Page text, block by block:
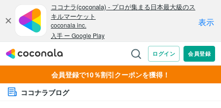
会員登録で10％割引クーポンを獲得！
ココナラブログ